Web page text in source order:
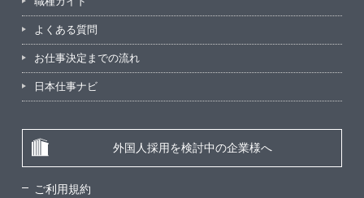
よくある質問
お仕事決定までの流れ
日本仕事ナビ
外国人採用を検討中の企業様へ
ご利用規約